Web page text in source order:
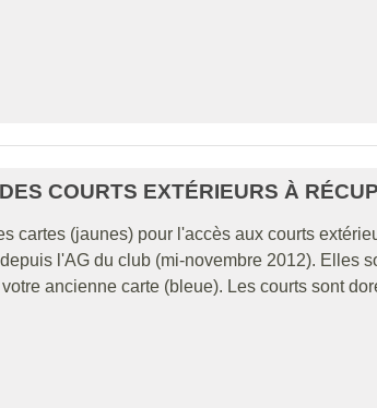
COURTS EXTÉRIEURS À
cartes (jaunes) pour l'accès aux courts
l'AG du club (mi-novembre 2012). Elles
ancienne carte (bleue). Les courts sont